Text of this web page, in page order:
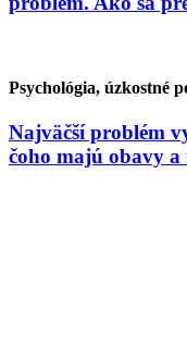
Psychológia, úzkostné
Najväčší problém
čoho majú obavy a